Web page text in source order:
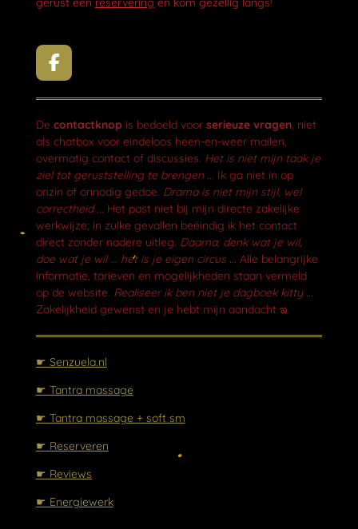
F
a
c
b
o
o
k
De contactknop is bedoeld voor serieuze vragen, niet
als chatbox voor eindeloos heen-en-weer mailen,
overmatig contact of discussies. Het is niet mijn taak je
ziel tot geruststelling te brengen ... Ik ga niet in op
onzin of onnodig gedoe. Drama is niet mijn stijl, wel
correctheid ... Het past niet bij mijn directe zakelijke
werkwijze; in zulke gevallen beëindig ik het contact
direct zonder nadere uitleg. Daarna, denk wat je wil,
doe wat je wil ... het is je eigen circus ... Alle belangrijke
informatie, tarieven en mogelijkheden staan vermeld
op de website. Realiseer ik ben niet je dagboek kitty ...
Zakelijkheid gewenst en je hebt mijn aandacht ఇ
☛ Senzuela.nl
☛ Tantra massage
☛ Tantra massage + soft sm
☛ Reserveren
☛ Reviews
☛ Energiewerk